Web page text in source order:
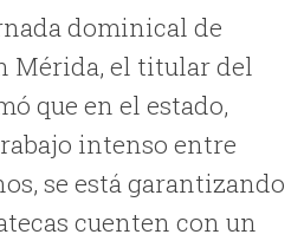
dominical de
Mérida, el titular del
que en el estado,
intenso entre
se está garantizando
cuenten con un